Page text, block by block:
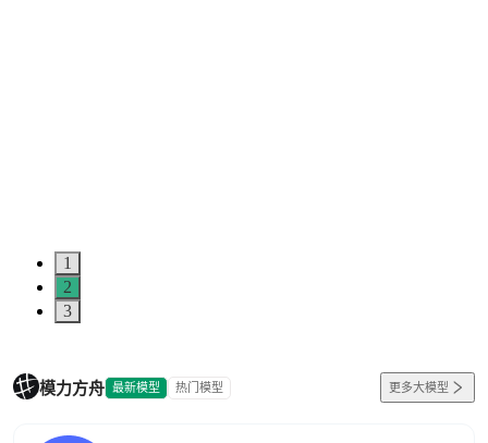
1
2
3
模力方舟 最新模型 热门模型 更多大模型